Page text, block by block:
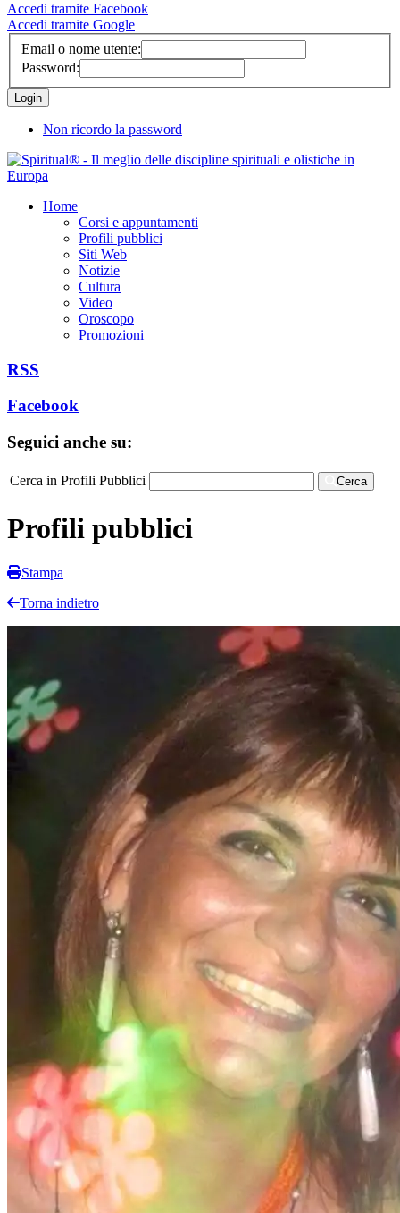
Accedi tramite Facebook
Accedi tramite Google
Email o nome utente:
Password:
Non ricordo la password
Home
Corsi e appuntamenti
Profili pubblici
Siti Web
Notizie
Cultura
Video
Oroscopo
Promozioni
RSS
Facebook
Seguici anche su:
Cerca in Profili Pubblici Cerca
Profili pubblici
Stampa
Torna indietro